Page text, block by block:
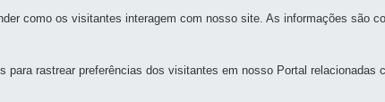
como os visitantes interagem com nosso site. As informações são
para rastrear preferências dos visitantes em nosso Portal relacionadas